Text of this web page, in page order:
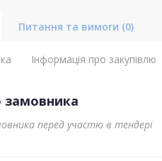
Питання та вимоги (0)
Інформація про закупівлю
замовника
перед участю в тендері